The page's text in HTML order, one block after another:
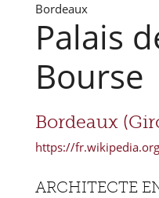
Bordeaux
Palais
Bourse
Bordeaux
https://
ARCHITECTE